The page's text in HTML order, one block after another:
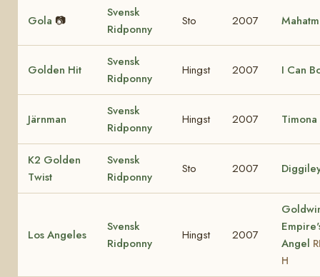
Gola 📷
Svensk
Ridponny
Sto 2007
Golden Hit
Svensk
Ridponny
Hingst 2007 I Can
Järnman
Svensk
Ridponny
Hingst 2007 Timona
K2 Golden
Twist
Svensk
Ridponny
Sto 2007
Los Angeles
Svensk
Ridponny
Hingst 2007
Angel
H